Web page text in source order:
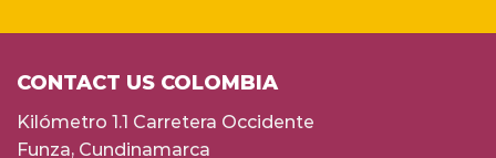
CONTACT US COLOMBIA
Kilómetro 1.1 Carretera Occidente
Funza, Cundinamarca